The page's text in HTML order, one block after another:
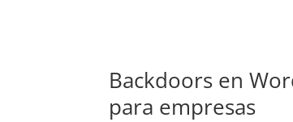
Backdoors en
para empresas